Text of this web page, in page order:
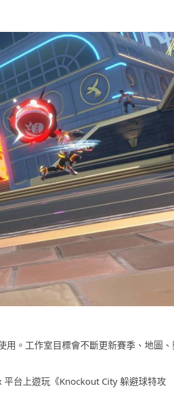
用。工作室目標會不斷更新賽季、地圖
平台上遊玩《Knockout City 躲避球特攻